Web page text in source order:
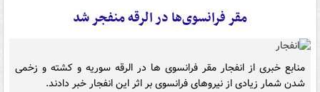
مقر فرانسوی‌ها در الرقه منفجر شد
منابع خبری از انفجار مقر فرانسوی ها در الرقه سوریه و کشته و زخمی
شدن شمار زیادی از نیروهای فرانسوی بر اثر این انفجار خبر دادند.